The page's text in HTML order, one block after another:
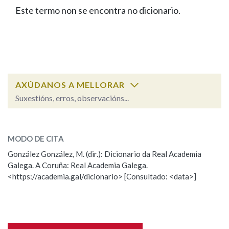
FIGURAS HOMENAXEADAS
PORTAL DAS PALABRAS
Facebook
TwitterYoutubeInstagram
Bluesky
BUSCAR NOS LEMAS
Remata por
BUSCAR NO CONTIDO
Nas definicións
Este termo non se encontra no dicionario.
AXÚDANOS A MELLORAR
Suxestións, erros, observacións...
Observación
Nome
MODO DE CITA
González González, M. (dir.): Dicionario da Real Academia
Galega. A Coruña: Real Academia Galega.
<https://academia.gal/dicionario> [Consultado: <data>]